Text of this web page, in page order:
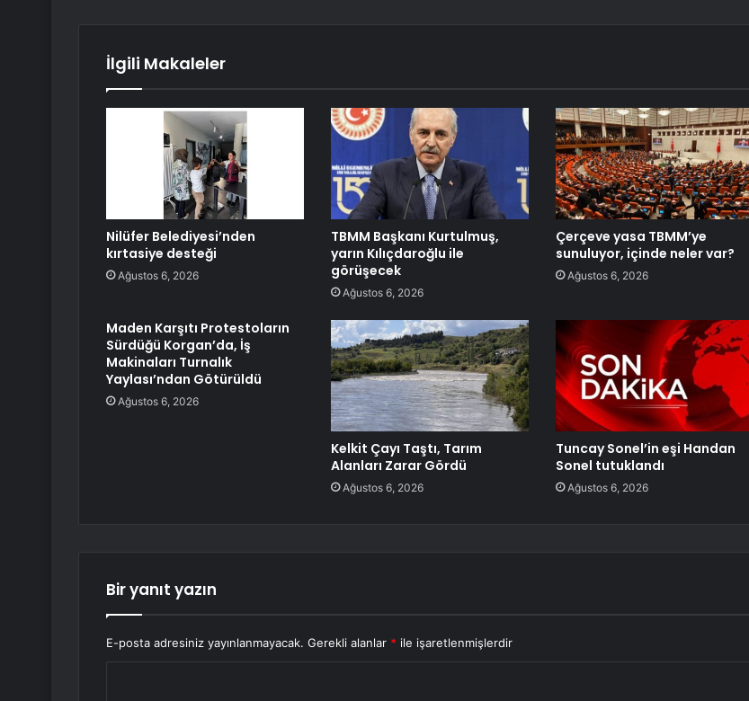
İlgili Makaleler
Nilüfer Belediyesi’nden
kırtasiye desteği
Ağustos 6, 2026
TBMM Başkanı Kurtulmuş,
yarın Kılıçdaroğlu ile
görüşecek
Ağustos 6, 2026
Çerçeve yasa TBMM’ye
sunuluyor, içinde neler var?
Ağustos 6, 2026
Maden Karşıtı Protestoların
Sürdüğü Korgan’da, İş
Makinaları Turnalık
Yaylası’ndan Götürüldü
Ağustos 6, 2026
Kelkit Çayı Taştı, Tarım
Alanları Zarar Gördü
Ağustos 6, 2026
Tuncay Sonel’in eşi Handan
Sonel tutuklandı
Ağustos 6, 2026
Bir yanıt yazın
E-posta adresiniz yayınlanmayacak. Gerekli alanlar * ile işaretlenmişlerdir